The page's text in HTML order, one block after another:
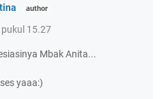
15.27
Mbak Anita...
yaaa:)